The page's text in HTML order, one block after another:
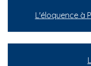
L'éloquence à